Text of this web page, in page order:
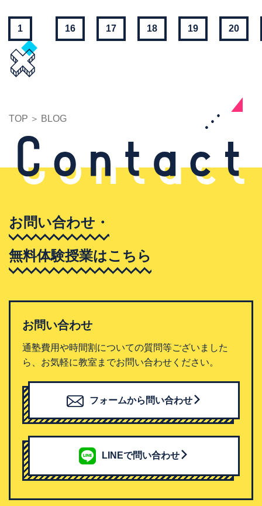
1 16 17 18 19 20
TOP BLOG
お問い合わせ・
無料体験授業はこちら
お問い合わせ
通塾費用や時間割についての質問等ございました
ら、お気軽に教室までお問い合わせください。
フォームから問い合わせ
LINEで問い合わせ